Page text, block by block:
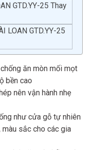
GTD.YY-25 Thay
LOAN GTD.YY-25
ăn mòn mối mọt
bền cao
nên vận hành nhẹ
như cửa gỗ tự nhiên
sắc cho các gia